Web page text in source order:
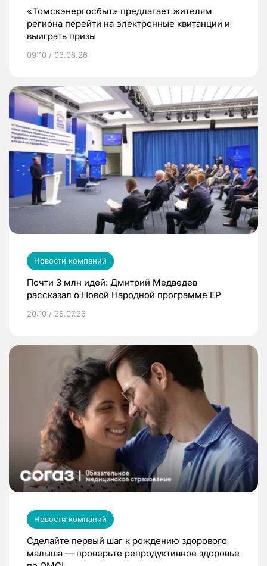
«Томскэнергосбыт» предлагает жителям
региона перейти на электронные квитанции и
выиграть призы
09:10 / 03.08.26
Новости компаний
Почти 3 млн идей: Дмитрий Медведев
рассказал о Новой Народной программе ЕР
20:10 / 25.07.26
Новости компаний
Сделайте первый шаг к рождению здорового
малыша — проверьте репродуктивное здоровье